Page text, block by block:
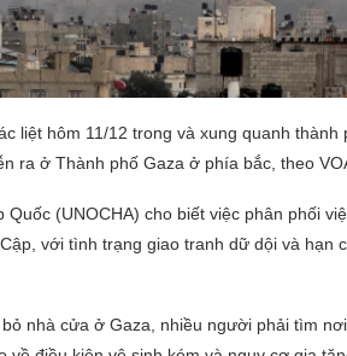
liệt hôm 11/12 trong và xung quanh thành
ra ở Thành phố Gaza ở phía bắc, theo
(UNOCHA) cho biết việc phân phối
với tình trạng giao tranh dữ dội và hạn
nhà cửa ở Gaza, nhiều người phải tìm